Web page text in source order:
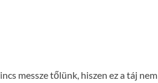
messze tőlünk, hiszen ez a táj nem